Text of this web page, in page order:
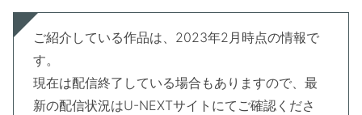
ご紹介している作品は、2023年2月時点の情報で
す。
現在は配信終了している場合もありますので、最
新の配信状況はU-NEXTサイトにてご確認くださ